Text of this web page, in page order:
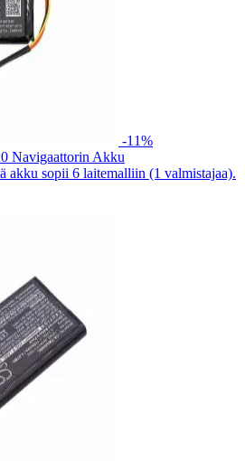
-11%
Navigaattorin Akku
akku sopii 6 laitemalliin (1 valmistajaa).